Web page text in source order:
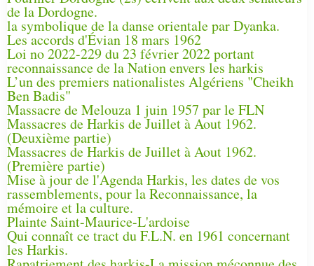
de la Dordogne.
la symbolique de la danse orientale par Dyanka.
Les accords d'Évian 18 mars 1962
Loi no 2022-229 du 23 février 2022 portant
reconnaissance de la Nation envers les harkis
L’un des premiers nationalistes Algériens "Cheikh
Ben Badis"
Massacre de Melouza 1 juin 1957 par le FLN
Massacres de Harkis de Juillet à Aout 1962.
(Deuxième partie)
Massacres de Harkis de Juillet à Aout 1962.
(Première partie)
Mise à jour de l'Agenda Harkis, les dates de vos
rassemblements, pour la Reconnaissance, la
mémoire et la culture.
Plainte Saint-Maurice-L'ardoise
Qui connaît ce tract du F.L.N. en 1961 concernant
les Harkis.